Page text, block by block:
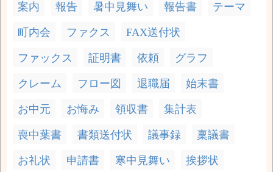
案内 報告 暑中見舞い 報告書 テーマ
町内会 ファクス FAX送付状
ファックス 証明書 依頼 グラフ
クレーム フロー図 退職届 始末書
お中元 お悔み 領収書 集計表
喪中葉書 書類送付状 議事録 稟議書
お礼状 申請書 寒中見舞い 挨拶状